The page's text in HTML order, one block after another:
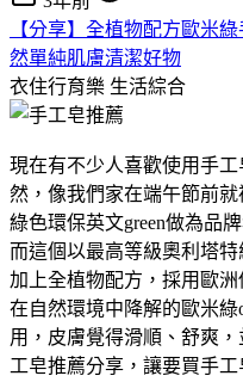
【分享】全植物配方歐米
然單純肌膚清潔好物
衣住行育樂 生活綜合
現在有不少人喜歡使用手
然，像我們家在端午節前
綠色環保英文green做為品
而這個以最高等級奧利塔
加上全植物配方，採用歐
在自然環境中降解的歐米綠
用，皮膚覺得滑順、舒爽
工皂推薦分享，讓要買手